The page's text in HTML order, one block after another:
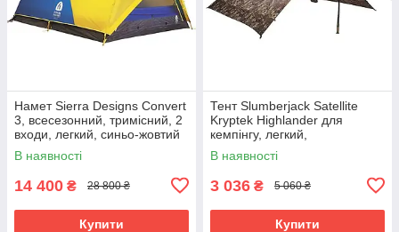
Намет Sierra Designs Convert
3, всесезонний, тримісний, 2
входи, легкий, синьо-жовтий
В наявності
14 400 ₴ 28 800 ₴
Купити
Тент Slumberjack Satellite
Kryptek Highlander для
кемпінгу, легкий,
водонепроникний, на 2-4
особи.
В наявності
3 036 ₴ 5 060 ₴
Купити